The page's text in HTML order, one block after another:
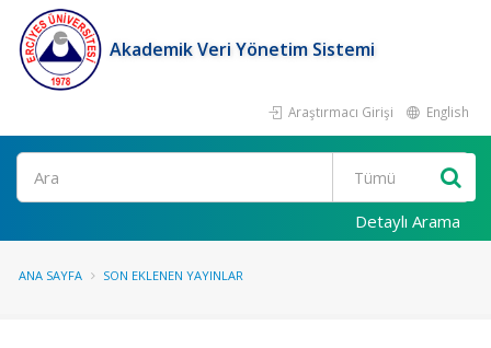
Akademik Veri Yönetim Sistemi
Araştırmacı Girişi English
Ara
Detaylı Arama
ANA SAYFA SON EKLENEN YAYINLAR